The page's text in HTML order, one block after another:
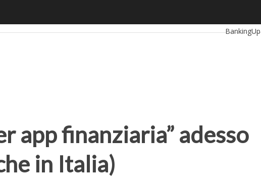
BankingUp
app finanziaria” adesso
in Italia)